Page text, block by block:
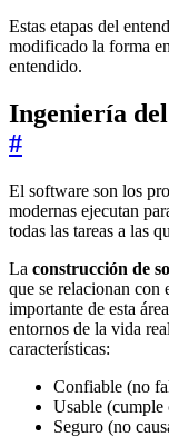
Estas etapas del
modificado la forma
entendido.
Ingeniería
#
El software son los
modernas ejecutan
todas las tareas a las
La construcción de
que se relacionan con
importante de esta
entornos de la vida
características:
Confiable (no
Usable (cumple
Seguro (no